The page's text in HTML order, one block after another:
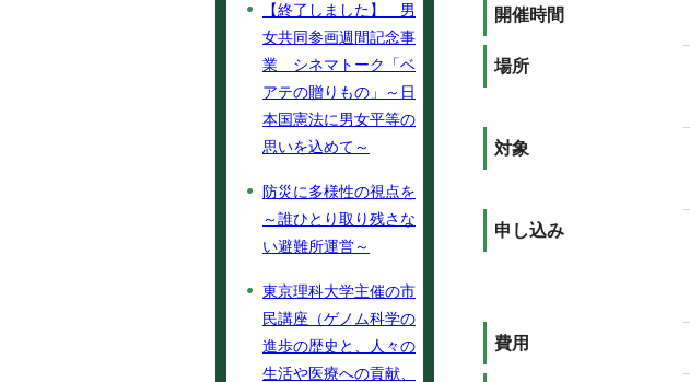
開催時間
場所
対象
申し込み
費用
【終了しました】 男
女共同参画週間記念事
業 シネマトーク「ベ
アテの贈りもの」～日
本国憲法に男女平等の
思いを込めて～
防災に多様性の視点を
～誰ひとり取り残さな
い避難所運営～
東京理科大学主催の市
民講座（ゲノム科学の
進歩の歴史と、人々の
生活や医療への貢献、